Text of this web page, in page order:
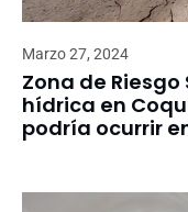
Marzo 27, 2024
Zona de
hídrica en
podría ocurrir